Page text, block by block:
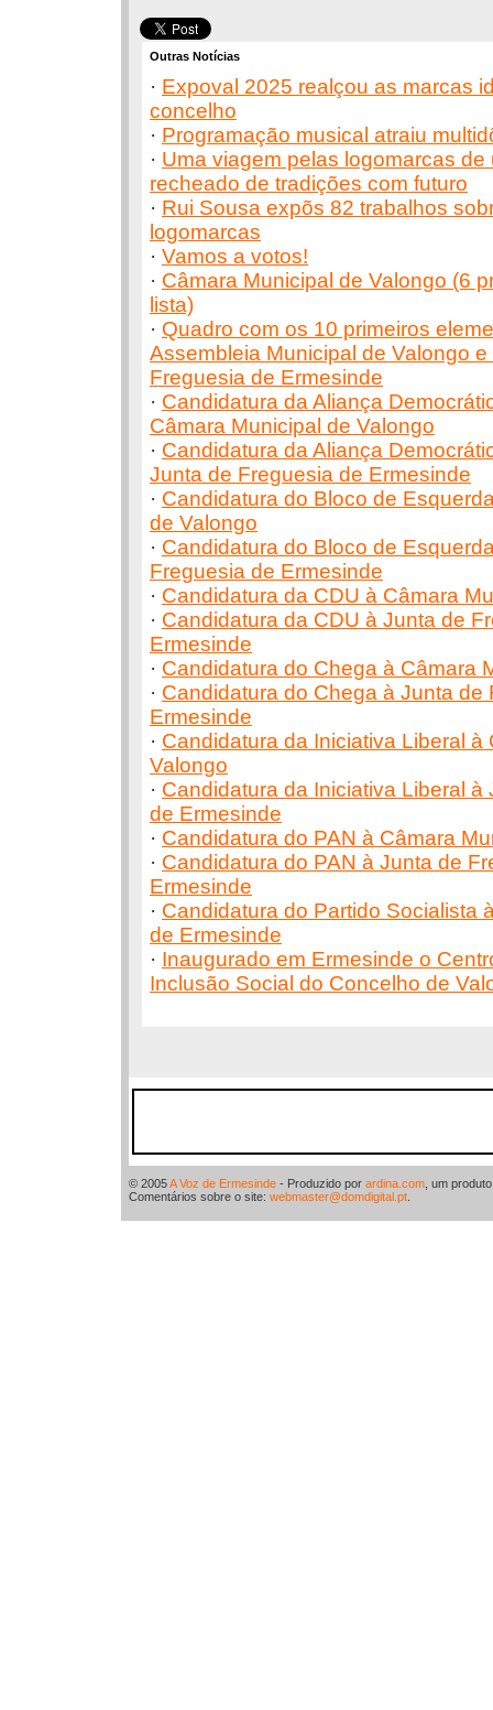
Outras Notícias
· Expoval 2025 realçou as marcas
concelho
· Programação musical atraiu
· Uma viagem pelas logomarcas de
recheado de tradições com futuro
· Rui Sousa expõs 82 trabalhos
logomarcas
· Vamos a votos!
· Câmara Municipal de Valongo (6
lista)
· Quadro com os 10 primeiros
Assembleia Municipal de Valongo
Freguesia de Ermesinde
· Candidatura da Aliança
Câmara Municipal de Valongo
· Candidatura da Aliança
Junta de Freguesia de Ermesinde
· Candidatura do Bloco de
de Valongo
· Candidatura do Bloco de
Freguesia de Ermesinde
· Candidatura da CDU à Câmara
· Candidatura da CDU à Junta de
Ermesinde
· Candidatura do Chega à Câmara
· Candidatura do Chega à Junta de
Ermesinde
· Candidatura da Iniciativa Liberal à
Valongo
· Candidatura da Iniciativa Liberal à
de Ermesinde
· Candidatura do PAN à Câmara
· Candidatura do PAN à Junta de
Ermesinde
· Candidatura do Partido Socialista
de Ermesinde
· Inaugurado em Ermesinde o
Inclusão Social do Concelho de
© 2005A Voz de Ermesinde - Produzido por ardina.com , um
Comentários sobre o site: webmaster@domdigital.pt